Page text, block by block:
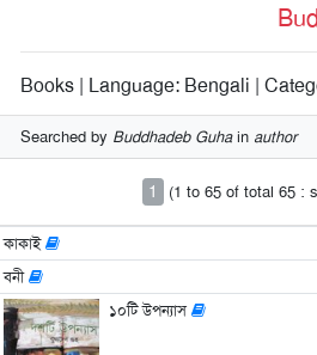
Books | Language: Bengali |
Searched by Buddhadeb Guhain author
1 (1 to 65 of total 65 :
কাকাই
বনী
১০টি উপন্যাস